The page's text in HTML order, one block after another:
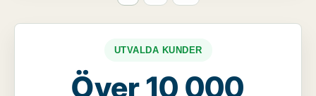
UTVALDA KUNDER
Över 10 000